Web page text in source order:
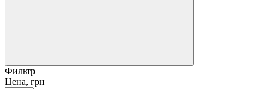
Фильтр
Цена, грн